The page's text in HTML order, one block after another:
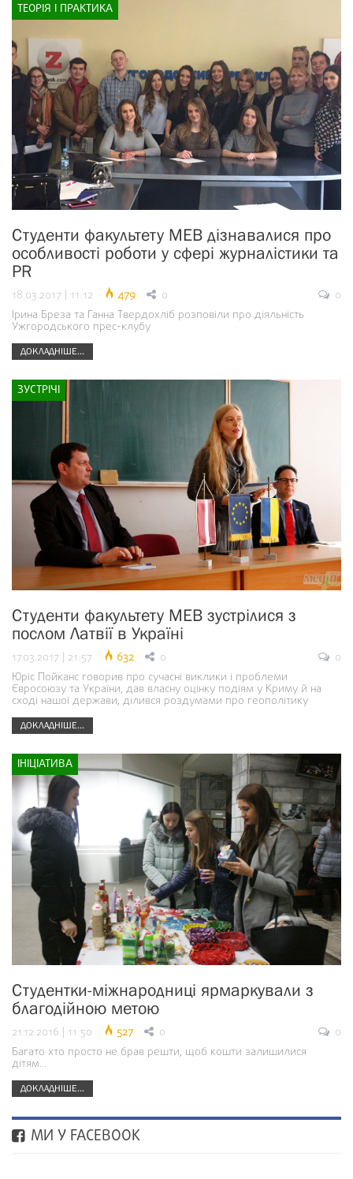
ТЕОРІЯ І ПРАКТИКА
Студенти факультету МЕВ дізнавалися про
особливості роботи у сфері журналістики та
PR
18.03.2017 | 11:12 479 0
0
Ірина Бреза та Ганна Твердохліб розповіли про діяльність
Ужгородського прес-клубу
ДОКЛАДНІШЕ...
ЗУСТРІЧІ
Студенти факультету МЕВ зустрілися з
послом Латвії в Україні
17.03.2017 | 21:57 632 0
0
Юріс Пойканс говорив про сучасні виклики і проблеми
Євросоюзу та України, дав власну оцінку подіям у Криму й на
сході нашої держави, ділився роздумами про геополітику
ДОКЛАДНІШЕ...
ІНІЦІАТИВА
Студентки-міжнародниці ярмаркували з
благодійною метою
21.12.2016 | 11:50 527 0
0
Багато хто просто не брав решти, щоб кошти залишилися
дітям...
ДОКЛАДНІШЕ...
МИ У FACEBOOK